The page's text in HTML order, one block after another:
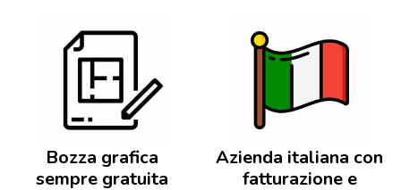
Bozza grafica
sempre gratuita
Azienda italiana con
fatturazione e